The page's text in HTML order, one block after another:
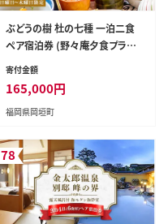
ぶどうの樹 杜の七種 一泊二食
ペア宿泊券 (野々庵夕食プラン)
日曜日~木曜日利用限定
寄付金額
165,000円
福岡県岡垣町
78